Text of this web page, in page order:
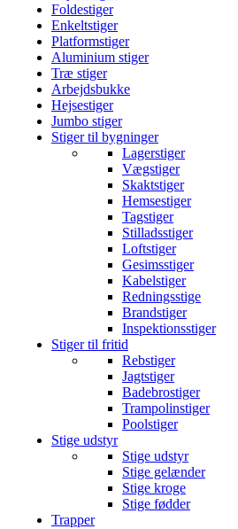
Foldestiger
Enkeltstiger
Platformstiger
Aluminium stiger
Træ stiger
Arbejdsbukke
Hejsestiger
Jumbo stiger
Stiger til bygninger
Lagerstiger
Vægstiger
Skaktstiger
Hemsestiger
Tagstiger
Stilladsstiger
Loftstiger
Gesimsstiger
Kabelstiger
Redningsstige
Brandstiger
Inspektionsstiger
Stiger til fritid
Rebstiger
Jagtstiger
Badebrostiger
Trampolinstiger
Poolstiger
Stige udstyr
Stige udstyr
Stige gelænder
Stige kroge
Stige fødder
Trapper